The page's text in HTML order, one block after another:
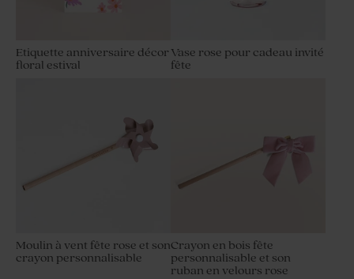
Etiquette anniversaire décor
floral estival
Vase rose pour cadeau invité
fête
Moulin à vent fête rose et son
crayon personnalisable
Crayon en bois fête
personnalisable et son
ruban en velours rose